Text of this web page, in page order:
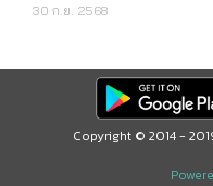
30 ก.ย. 2568
Copyright © 2014 -